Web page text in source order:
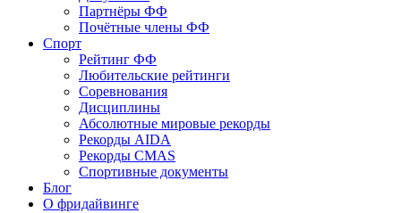
Партнёры ФФ
Почётные члены ФФ
Спорт
Рейтинг ФФ
Любительские рейтинги
Соревнования
Дисциплины
Абсолютные мировые рекорды
Рекорды AIDA
Рекорды CMAS
Спортивные документы
Блог
О фридайвинге